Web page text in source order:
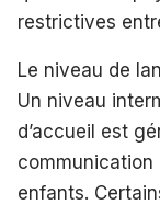
restrictives
Le niveau de
Un niveau
d’accueil est
enfants.